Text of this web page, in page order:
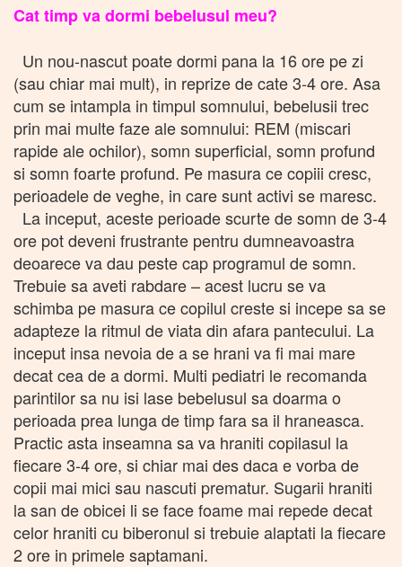
Cat timp va dormi bebelusul meu?
Un nou-nascut poate dormi pana la 16 ore pe zi
(sau chiar mai mult), in reprize de cate 3-4 ore. Asa
cum se intampla in timpul somnului, bebelusii trec
prin mai multe faze ale somnului: REM (miscari
rapide ale ochilor), somn superficial, somn profund
si somn foarte profund. Pe masura ce copiii cresc,
perioadele de veghe, in care sunt activi se maresc.
La inceput, aceste perioade scurte de somn de 3-4
ore pot deveni frustrante pentru dumneavoastra
deoarece va dau peste cap programul de somn.
Trebuie sa aveti rabdare – acest lucru se va
schimba pe masura ce copilul creste si incepe sa se
adapteze la ritmul de viata din afara pantecului. La
inceput insa nevoia de a se hrani va fi mai mare
decat cea de a dormi. Multi pediatri le recomanda
parintilor sa nu isi lase bebelusul sa doarma o
perioada prea lunga de timp fara sa il hraneasca.
Practic asta inseamna sa va hraniti copilasul la
fiecare 3-4 ore, si chiar mai des daca e vorba de
copii mai mici sau nascuti prematur. Sugarii hraniti
la san de obicei li se face foame mai repede decat
celor hraniti cu biberonul si trebuie alaptati la fiecare
2 ore in primele saptamani.